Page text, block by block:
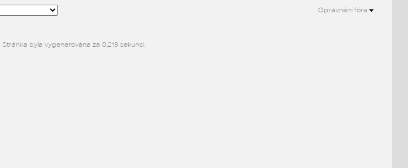
Oprávnění fóra
Stránka byla vygenerována za 0,219 sekund.